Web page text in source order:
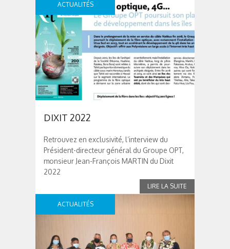
ACTUALITÉS
DIXIT 2022
Retrouvez en exclusivité, l’interview du
Président-directeur général du Groupe OPT,
monsieur Jean-François MARTIN du Dixit
2022
ACTUALITÉS